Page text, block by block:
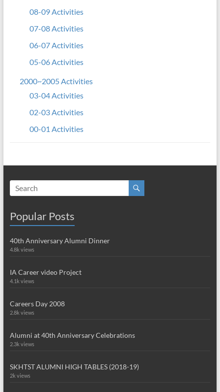
08-09 Activities
07-08 Activities
06-07 Activities
05-06 Activities
2000~2005 Activities
03-04 Activities
02-03 Activities
00-01 Activities
Popular Posts
40th Anniversary Alumni Dinner
4.8k views
IA Career video Project
4.1k views
Careers Day 2008
2.8k views
Alumni at 40th Anniversary Celebrations
2.3k views
SKHTST ALUMNI HIGH TABLES (2018-19)
2k views